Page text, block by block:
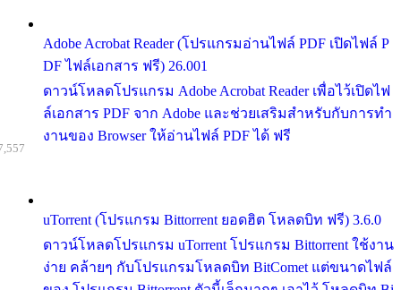
Adobe Acrobat Reader (โปรแกรมอ่านไฟล์ PDF เปิดไฟล์ P
DF ไฟล์เอกสาร ฟรี) 26.001
ดาวน์โหลดโปรแกรม Adobe Acrobat Reader เพื่อไว้เปิดไฟ
ล์เอกสาร PDF จาก Adobe และช่วยเสริมสำหรับกับการทำ
งานของ Browser ให้อ่านไฟล์ PDF ได้ ฟรี
uTorrent (โปรแกรม Bittorrent ยอดฮิต โหลดบิท ฟรี) 3.6.0
ดาวน์โหลดโปรแกรม uTorrent โปรแกรม Bittorrent ใช้งาน
ง่าย คล้ายๆ กับโปรแกรมโหลดบิท BitComet แต่ขนาดไฟล์